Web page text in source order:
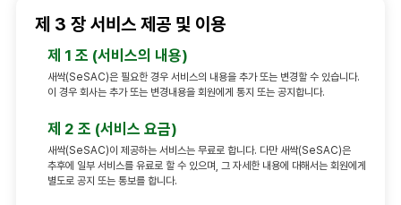
제 3 장 서비스 제공 및 이용
제 1 조 (서비스의 내용)
새싹(SeSAC)은 필요한 경우 서비스의 내용을 추가 또는 변경할 수 있습니다.
이 경우 회사는 추가 또는 변경내용을 회원에게 통지 또는 공지합니다.
제 2 조 (서비스 요금)
새싹(SeSAC)이 제공하는 서비스는 무료로 합니다. 다만 새싹(SeSAC)은
추후에 일부 서비스를 유료로 할 수 있으며, 그 자세한 내용에 대해서는 회원에게
별도로 공지 또는 통보를 합니다.